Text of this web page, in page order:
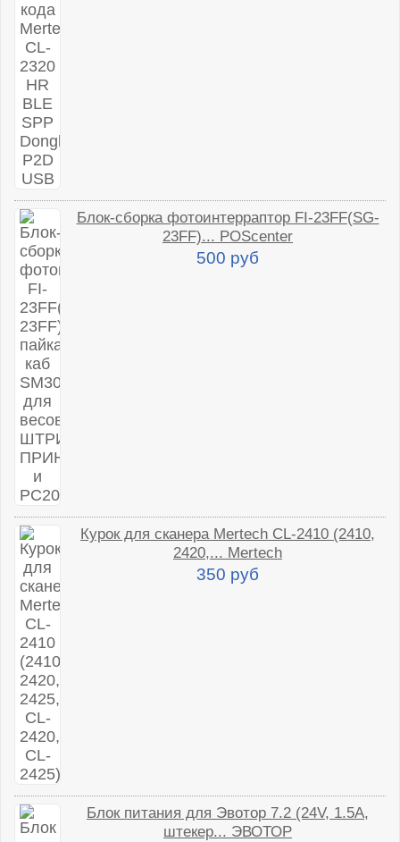
Блок-сборка фотоинтерраптор FI-23FF(SG-
23FF)... POScenter
500 руб
Курок для сканера Mertech CL-2410 (2410,
2420,... Mertech
350 руб
Блок питания для Эвотор 7.2 (24V, 1.5A,
штекер... ЭВОТОР